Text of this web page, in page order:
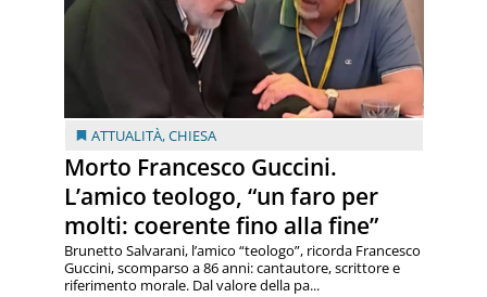
ATTUALITÀ,CHIESA
Morto Francesco Guccini.
L’amico teologo, “un faro per
molti: coerente fino alla fine”
Brunetto Salvarani, l’amico “teologo”, ricorda Francesco
Guccini, scomparso a 86 anni: cantautore, scrittore e
riferimento morale. Dal valore della pa...